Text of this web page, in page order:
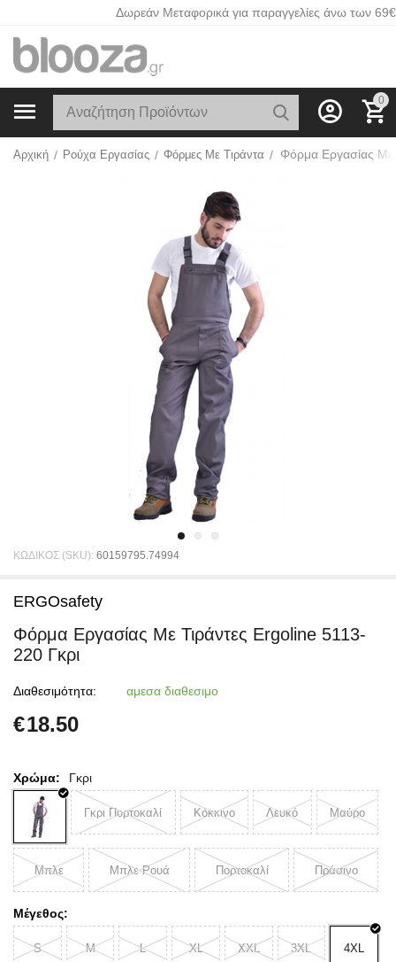
Δωρεάν Μεταφορικά για παραγγελίες άνω των 69€
0
Αρχική / Ρούχα Εργασίας / Φόρμες Με Τιράντα /
ΚΩΔΙΚΟΣ (SKU): 60159795.74994
ERGOsafety
Φόρμα Εργασίας Με Τιράντες Ergoline 5113-
220 Γκρι
Διαθεσιμότητα: αμεσα διαθεσιμο
€18.50
Χρώμα: Γκρι
Γκρι Πορτοκαλί Κόκκινο Λευκό Μαύρο
Μπλε Μπλε Ρουά Πορτοκαλί Πράσινο
Μέγεθος:
S M L XL XXL 3XL 4XL